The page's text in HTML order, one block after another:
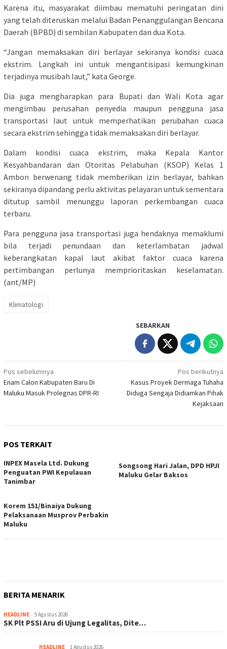
Karena itu, masyarakat diimbau mematuhi peringatan dini
yang telah diteruskan melalui Badan Penanggulangan Bencana
Daerah (BPBD) di sembilan Kabupaten dan dua Kota.
“Jangan memaksakan diri berlayar sekiranya kondisi cuaca
ekstrim. Langkah ini untuk mengantisipasi kemungkinan
terjadinya musibah laut,” kata George.
Dia juga mengharapkan para Bupati dan Wali Kota agar
mengimbau perusahan penyedia maupun pengguna jasa
transportasi laut untuk memperhatikan perubahan cuaca
secara ekstrim sehingga tidak memaksakan diri berlayar.
Dalam kondisi cuaca ekstrim, maka Kepala Kantor
Kesyahbandaran dan Otoritas Pelabuhan (KSOP) Kelas 1
Ambon berwenang tidak memberikan izin berlayar, bahkan
sekiranya dipandang perlu aktivitas pelayaran untuk sementara
ditutup sambil menunggu laporan perkembangan cuaca
terbaru.
Para pengguna jasa transportasi juga hendaknya memaklumi
bila terjadi penundaan dan keterlambatan jadwal
keberangkatan kapal laut akibat faktor cuaca karena
pertimbangan perlunya memprioritaskan keselamatan.
(ant/MP)
Klimatologi
SEBARKAN
Navigasi
pos
Pos sebelumnya
Enam Calon Kabupaten Baru Di
Maluku Masuk Prolegnas DPR-RI
Pos berikutnya
Kasus Proyek Dermaga Tuhaha
Diduga Sengaja Didiamkan Pihak
Kejaksaan
POS TERKAIT
INPEX Masela Ltd. Dukung
Penguatan PWI Kepulauan
Tanimbar
Songsong Hari Jalan, DPD HPJI
Maluku Gelar Baksos
Korem 151/Binaiya Dukung
Pelaksanaan Musprov Perbakin
Maluku
BERITA MENARIK
HEADLINE 9 Agustus 2026
SK Plt PSSI Aru di Ujung Legalitas, Dite…
HEADLINE 1 Agustus 2026